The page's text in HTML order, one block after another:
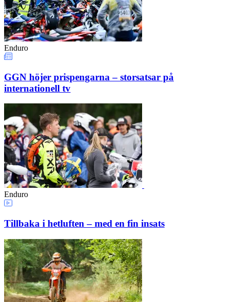
Enduro
GGN höjer prispengarna – storsatsar på
internationell tv
Enduro
Tillbaka i hetluften – med en fin insats